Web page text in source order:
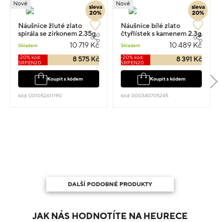
sleva
20%
Nové
Náušnice žluté zlato
spirála se zirkonem 2.35g
Skladem 10 719 Kč
-20% kód:
SRPEN20
8 575 Kč
Koupit s kódem
kód: 001052611190
sleva
20%
Nové
Náušnice bílé zlato
čtyřlístek s kamenem 2.3g
Skladem 10 489 Kč
-20% kód:
SRPEN20
8 391 Kč
Koupit s kódem
kód: 000340705245
DALŠÍ PODOBNÉ PRODUKTY
JAK NÁS HODNOTÍTE NA HEURECE